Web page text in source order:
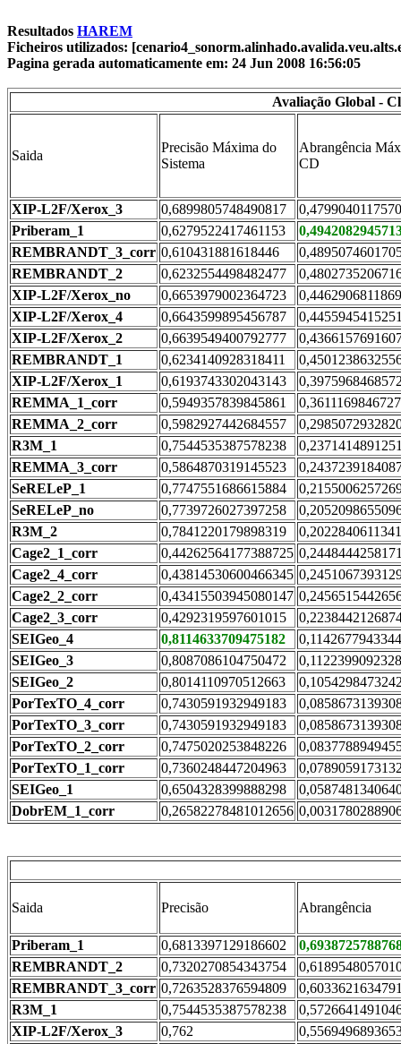
Resultados HAREM
Ficheiros utilizados:
Pagina gerada automaticamente em: 24 Jun 2008 16:56:05
Avaliação Global -
Saida
Precisão Máxima do
Sistema
Abrangência
CD
XIP-L2F/Xerox_3 0,6899805748490817
Priberam_1
0,6279522417461153
REMBRANDT_3_corr 0,610431881618446
REMBRANDT_2
0,6232554498482477
XIP-L2F/Xerox_no
0,6653979002364723
XIP-L2F/Xerox_4
0,6643599895456787
XIP-L2F/Xerox_2
0,6639549400792777
REMBRANDT_1
0,6234140928318411
XIP-L2F/Xerox_1
0,6193743302043143
REMMA_1_corr
0,5949357839845861
REMMA_2_corr
0,5982927442684557
R3M_1
0,7544535387578238
REMMA_3_corr
0,5864870319145523
SeRELeP_1
0,7747551686615884
SeRELeP_no
0,7739726027397258
R3M_2
0,7841220179898319
Cage2_1_corr
0,44262564177388725
Cage2_4_corr
0,43814530600466345
Cage2_2_corr
0,43415503945080147
Cage2_3_corr
0,4292319597601015
SEIGeo_4
0,8114633709475182
SEIGeo_3
0,8087086104750472
SEIGeo_2
0,8014110970512663
PorTexTO_4_corr
0,7430591932949183
PorTexTO_3_corr
0,7430591932949183
PorTexTO_2_corr
0,7475020253848226
PorTexTO_1_corr
0,7360248447204963
SEIGeo_1
0,6504328399888298
DobrEM_1_corr
0,26582278481012656
Saida Precisão Abrangência
Priberam_1 0,6813397129186602
REMBRANDT_2
0,7320270854343754
REMBRANDT_3_corr 0,7263528376594809
R3M_1
0,7544535387578238
XIP-L2F/Xerox_3
0,762